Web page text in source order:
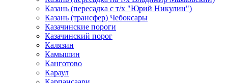
Казань (пересадка с т/х "Юрий Никулин")
Казань (трансфер) Чебоксары
Казачинские пороги
Казачинский порог
Калязин
Камышин
Канготово
Караул